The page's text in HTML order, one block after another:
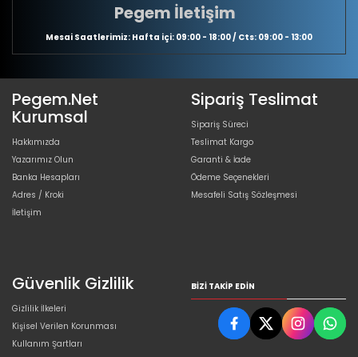
Pegem İletişim
Mesai Saatlerimiz: Hafta içi: 09:00 - 18:00 / Cts: 09:00 - 13:00
Pegem.Net
Kurumsal
Hakkımızda
Yazarımız Olun
Banka Hesapları
Adres / Kroki
İletişim
Sipariş Teslimat
Sipariş Süreci
Teslimat Kargo
Garanti & İade
Ödeme Seçenekleri
Mesafeli Satış Sözleşmesi
Güvenlik Gizlilik
Gizlilik İlkeleri
Kişisel Verilen Korunması
Kullanım Şartları
BIZI TAKIP EDIN